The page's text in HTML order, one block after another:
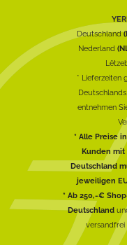
Deutschland
Nederland
* Lieferzeiten
entnehmen
* Alle Preise
Kunden mit
Deutschland
jeweiligen
* Ab 250,-€
Deutschland
versandfrei